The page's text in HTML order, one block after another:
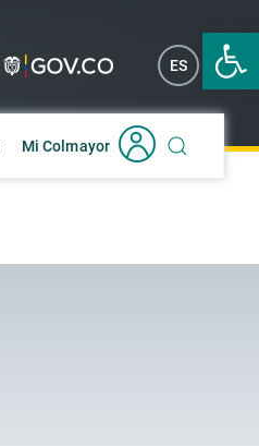
Abrir
ES EN
Mi Colmayor